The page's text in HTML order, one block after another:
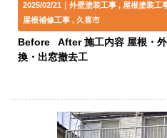
2025/02/21｜外壁塗装工事 屋根塗装工
屋根補修工事
久喜市
Before After 施工内容 屋根・
換・出窓撤去工